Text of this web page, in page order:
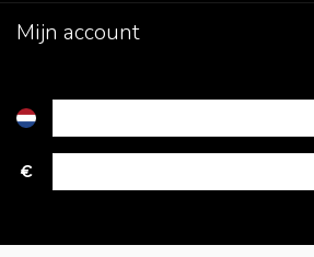
Mijn account
€